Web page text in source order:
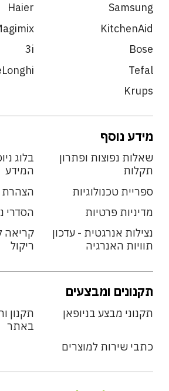
Samsung
Haier
KitchenAid
Bose
3i
Tefal
Krups
מידע נוסף
שאלות נפוצות ופתרון
תקלות
בלוג
המידע
ספריית טכנולוגיות
הצהרת
מדיניות פרטיות
הסדרי
נצילות אנרגטית - עדכון
תוויות האנרגיה
קריאה
ריקול
תקנונים ומבצעים
תקנוני מבצע בניופאן
תקנון
באתר
כתבי שירות למוצרים